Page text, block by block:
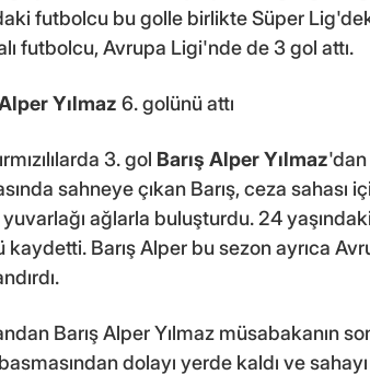
futbolcu bu golle birlikte Süper Lig'deki
futbolcu, Avrupa Ligi'nde de 3 gol attı.
Yılmaz 6. golünü attı
3. gol Barış Alper Yılmaz'dan
sahneye çıkan Barış, ceza sahası
ağlarla buluşturdu. 24
kaydetti. Barış Alper bu sezon ayrıca
Barış Alper Yılmaz müsabakanın
dolayı yerde kaldı ve